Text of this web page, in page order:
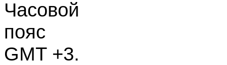
Часовой
пояс
GMT +3.